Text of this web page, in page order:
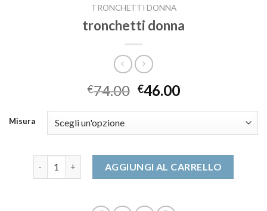
TRONCHETTI DONNA
tronchetti donna
€74.00 €46.00
Misura
AGGIUNGI AL CARRELLO